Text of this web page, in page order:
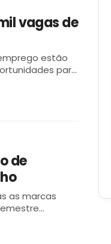
vagas de
estão
para
de
as marcas